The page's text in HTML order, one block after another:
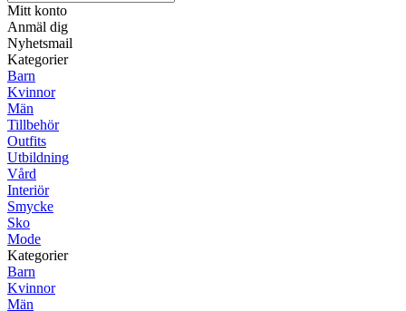
Mitt konto
Anmäl dig
Nyhetsmail
Kategorier
Barn
Kvinnor
Män
Tillbehör
Outfits
Utbildning
Vård
Interiör
Smycke
Sko
Mode
Kategorier
Barn
Kvinnor
Män